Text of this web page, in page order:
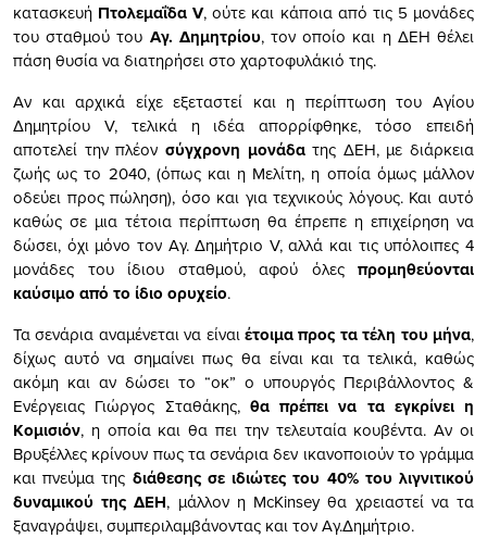
κατασκευή Πτολεμαΐδα V, ούτε και κάποια από τις 5 μονάδες
του σταθμού του Αγ. Δημητρίου, τον οποίο και η ΔΕΗ θέλει
πάση θυσία να διατηρήσει στο χαρτοφυλάκιό της.
Αν και αρχικά είχε εξεταστεί και η περίπτωση του Αγίου
Δημητρίου V, τελικά η ιδέα απορρίφθηκε, τόσο επειδή
αποτελεί την πλέον σύγχρονη μονάδατης ΔΕΗ, με διάρκεια
ζωής ως το 2040, (όπως και η Μελίτη, η οποία όμως μάλλον
οδεύει προς πώληση), όσο και για τεχνικούς λόγους. Και αυτό
καθώς σε μια τέτοια περίπτωση θα έπρεπε η επιχείρηση να
δώσει, όχι μόνο τον Αγ. Δημήτριο V, αλλά και τις υπόλοιπες 4
μονάδες του ίδιου σταθμού, αφού όλες προμηθεύονται
καύσιμο από το ίδιο ορυχείο.
Τα σενάρια αναμένεται να είναιέτοιμα προς τα τέλη του μήνα,
δίχως αυτό να σημαίνει πως θα είναι και τα τελικά, καθώς
ακόμη και αν δώσει το “οκ” ο υπουργός Περιβάλλοντος &
Ενέργειας Γιώργος Σταθάκης, θα πρέπει να τα εγκρίνει η
Κομισιόν, η οποία και θα πει την τελευταία κουβέντα. Αν οι
Βρυξέλλες κρίνουν πως τα σενάρια δεν ικανοποιούν το γράμμα
και πνεύμα της διάθεσης σε ιδιώτες του 40% του λιγνιτικού
δυναμικού της ΔΕΗ, μάλλον η McKinsey θα χρειαστεί να τα
ξαναγράψει, συμπεριλαμβάνοντας και τον Αγ.Δημήτριο.